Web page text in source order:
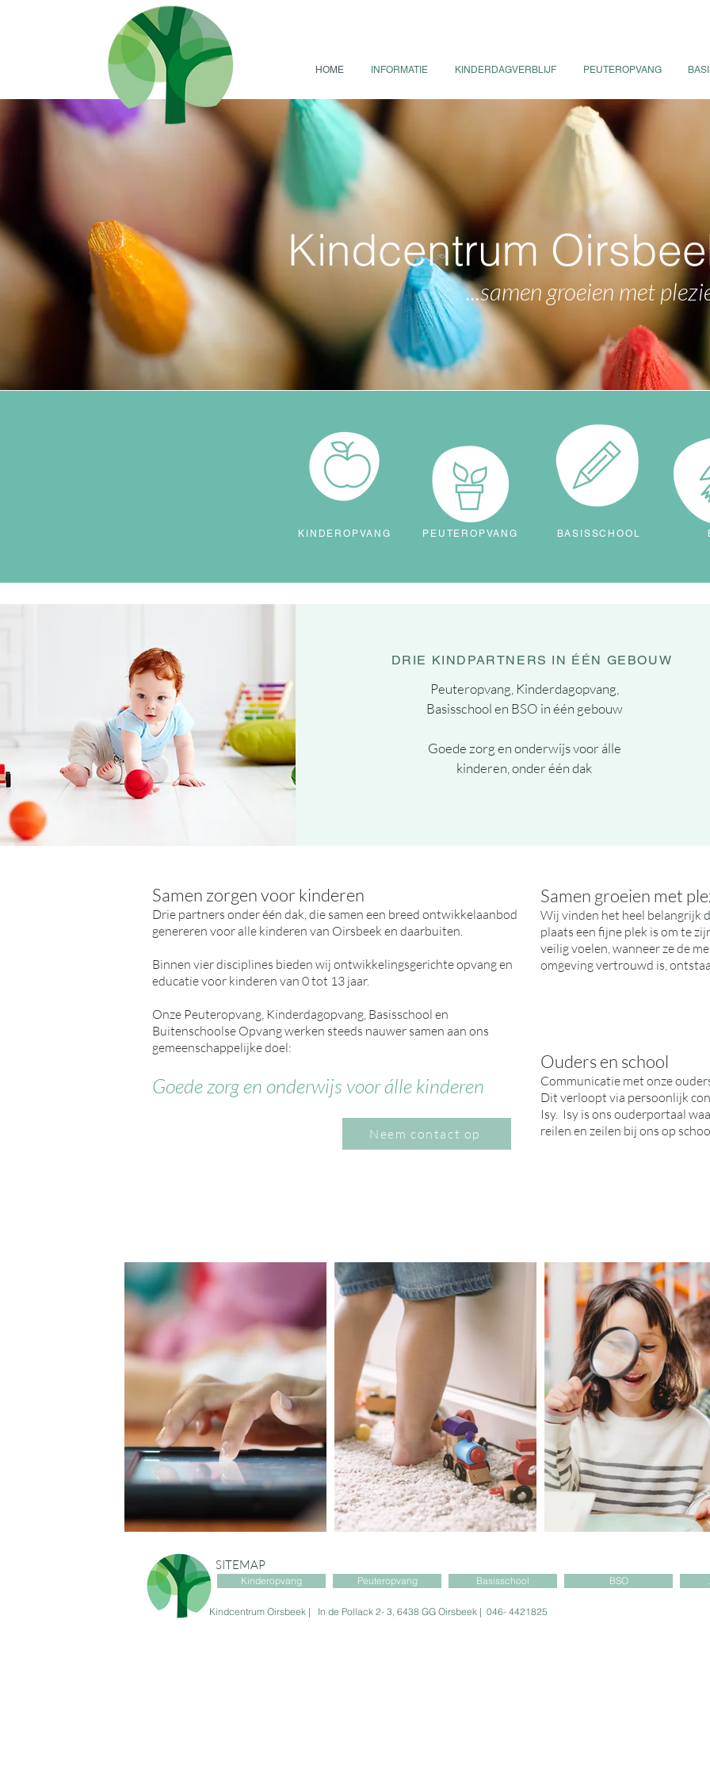
HOME INFORMATIE KINDERDAGVERBLIJF PEUTEROPVANG
Kindcentrum
...samen groeien met
KINDEROPVANG PEUTEROPVANG BASISSCHOOL
DRIE KINDPARTNERS IN ÉÉN GEBOUW
Peuteropvang, Kinderdagopvang,
Basisschool en BSO in één gebouw
Goede zorg en onderwijs voor álle
kinderen, onder één dak
Samen zorgen voor kinderen
Drie partners onder één dak, die samen een breed ontwikkelaanbod
genereren voor alle kinderen van Oirsbeek en daarbuiten.
Binnen vier disciplines bieden wij ontwikkelingsgerichte opvang en
educatie voor kinderen van 0 tot 13 jaar.
Onze Peuteropvang, Kinderdagopvang, Basisschool en
Buitenschoolse Opvang werken steeds nauwer samen aan ons
gemeenschappelijke doel:
Goede zorg en onderwijs voor álle kinderen
Neem contact op
Samen groeien met
Wij vinden het heel belangrijk
plaats een fijne plek is om te
veilig voelen, wanneer ze de
omgeving vertrouwd is,
Ouders en school
Communicatie met onze
Dit verloopt via persoonlijk
Isy. Isy is ons ouderportaal
reilen en zeilen bij ons op
SITEMAP
Kinderopvang Peuteropvang Basisschool BSO
Kindcentrum Oirsbeek | In de Pollack 2- 3, 6438 GG Oirsbeek | 046-